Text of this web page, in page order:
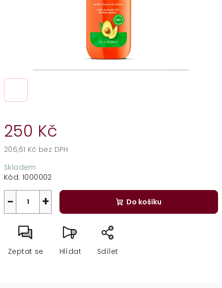
250 Kč
206,61 Kč bez DPH
cena:
Skladem
Kód: 1000002
+
− Do košíku
Zeptat se Hlídat Sdílet